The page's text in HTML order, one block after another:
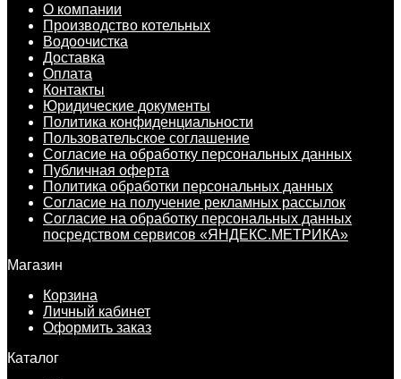
О компании
Производство котельных
Водоочистка
Доставка
Оплата
Контакты
Юридические документы
Политика конфиденциальности
Пользовательское соглашение
Согласие на обработку персональных данных
Публичная оферта
Политика обработки персональных данных
Согласие на получение рекламных рассылок
Согласие на обработку персональных данных
посредством сервисов «ЯНДЕКС.МЕТРИКА»
Магазин
Корзина
Личный кабинет
Оформить заказ
Каталог